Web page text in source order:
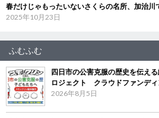
春だけじゃもったいないさくらの名所、加治川
2025年10月23日
ふむふむ
四日市の公害克服の歴史を伝え
ロジェクト クラウドファンデ
2026年8月5日